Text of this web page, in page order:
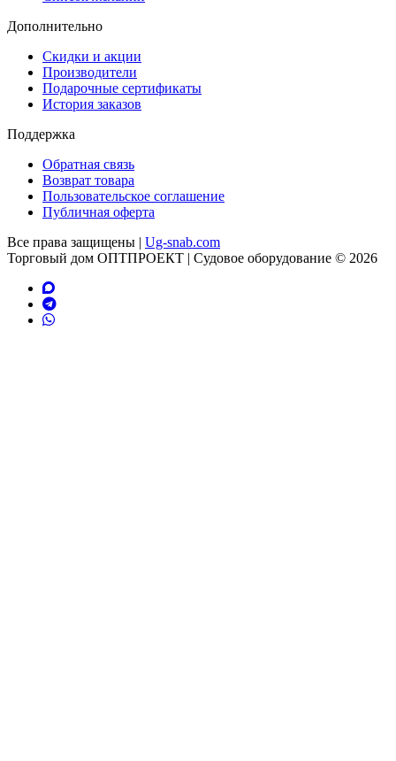
Дополнительно
Скидки и акции
Производители
Подарочные сертификаты
История заказов
Поддержка
Обратная связь
Возврат товара
Пользовательское соглашение
Публичная оферта
Все права защищены | Ug-snab.com
Торговый дом ОПТПРОЕКТ | Судовое оборудование © 2026